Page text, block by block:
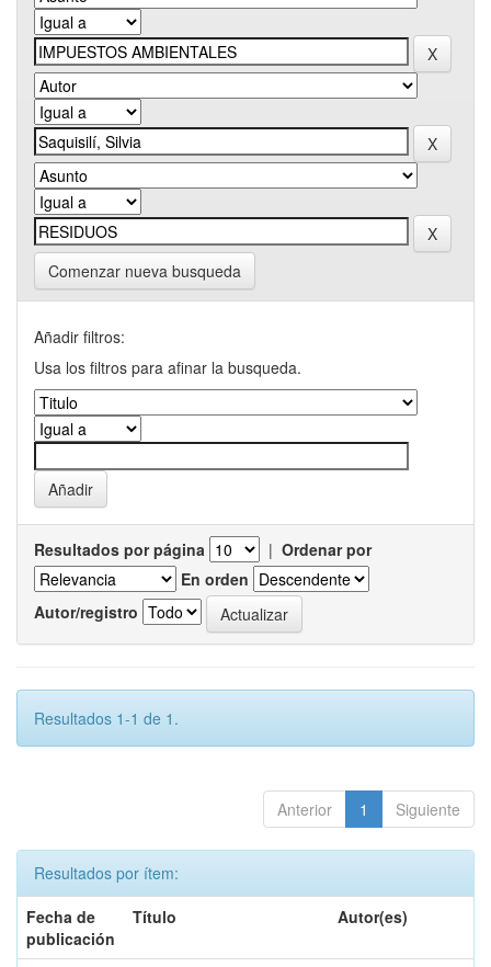
Comenzar nueva busqueda
Añadir filtros:
Usa los filtros para afinar la busqueda.
Resultados por página | Ordenar por
En orden
Autor/registro
Resultados 1-1 de 1.
Anterior 1 Siguiente
Resultados por ítem:
Fecha de
publicación
Título Autor(es)